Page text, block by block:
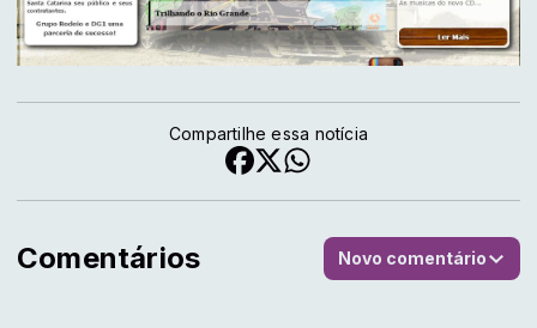
Compartilhe essa notícia
Comentários Novo comentário